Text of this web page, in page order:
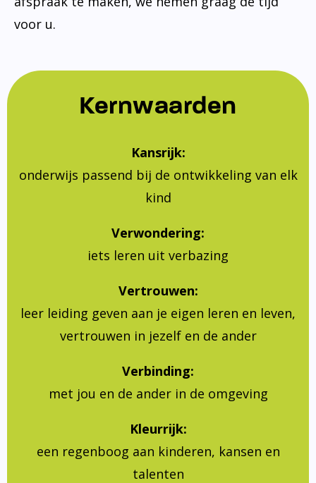
voor u.
Kernwaarden
Kansrijk:
onderwijs passend bij de ontwikkeling van elk
kind
Verwondering:
iets leren uit verbazing
Vertrouwen:
leer leiding geven aan je eigen leren en leven,
vertrouwen in jezelf en de ander
Verbinding:
met jou en de ander in de omgeving
Kleurrijk:
een regenboog aan kinderen, kansen en
talenten